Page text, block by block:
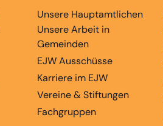
Unsere Hauptamtlichen
Unsere Arbeit in
Gemeinden
EJW Ausschüsse
Karriere im EJW
Vereine & Stiftungen
Fachgruppen